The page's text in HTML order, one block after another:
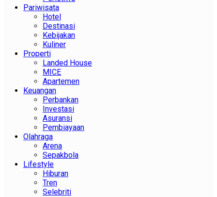
Pariwisata
Hotel
Destinasi
Kebijakan
Kuliner
Properti
Landed House
MICE
Apartemen
Keuangan
Perbankan
Investasi
Asuransi
Pembiayaan
Olahraga
Arena
Sepakbola
Lifestyle
Hiburan
Tren
Selebriti